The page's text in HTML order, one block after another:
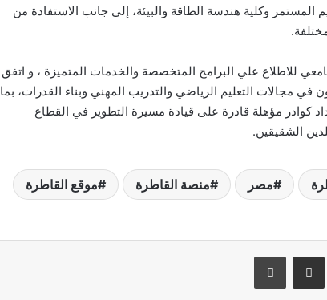
وكلية هندسة الطاقة والبيئة، إلى جانب الاستفادة من
للاطلاع علي البرامج المتخصصة والخدمات المتميزة ، و اتفق
مجالات التعليم الرياضي والتدريب المهني وبناء القدرات، بما
كوادر مؤهلة قادرة على قيادة مسيرة التطوير في القطاع
الشقيقين.
مصر منصة القاطرة موقع القاطرة
مشاركة عبر البريد طباعة